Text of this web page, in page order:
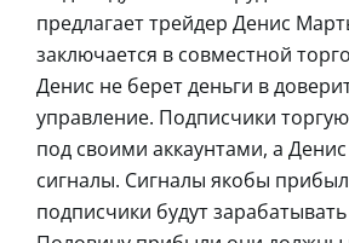
предлагает трейдер Денис
заключается в совместной
Денис не берет деньги в
управление. Подписчики
под своими аккаунтами, а
сигналы. Сигналы якобы
подписчики будут